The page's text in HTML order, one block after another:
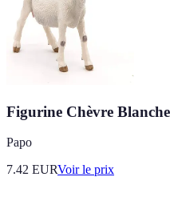
Figurine Chèvre
Papo
7.42 EURVoir le prix